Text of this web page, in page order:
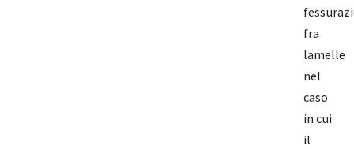
fra
lamelle
nel
caso
in cui
il